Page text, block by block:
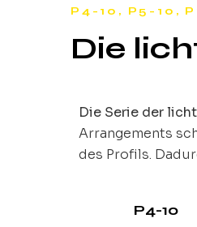
P4-10, P5-10,
Die
Die Serie der
Arrangements
des Profils.
P4-10